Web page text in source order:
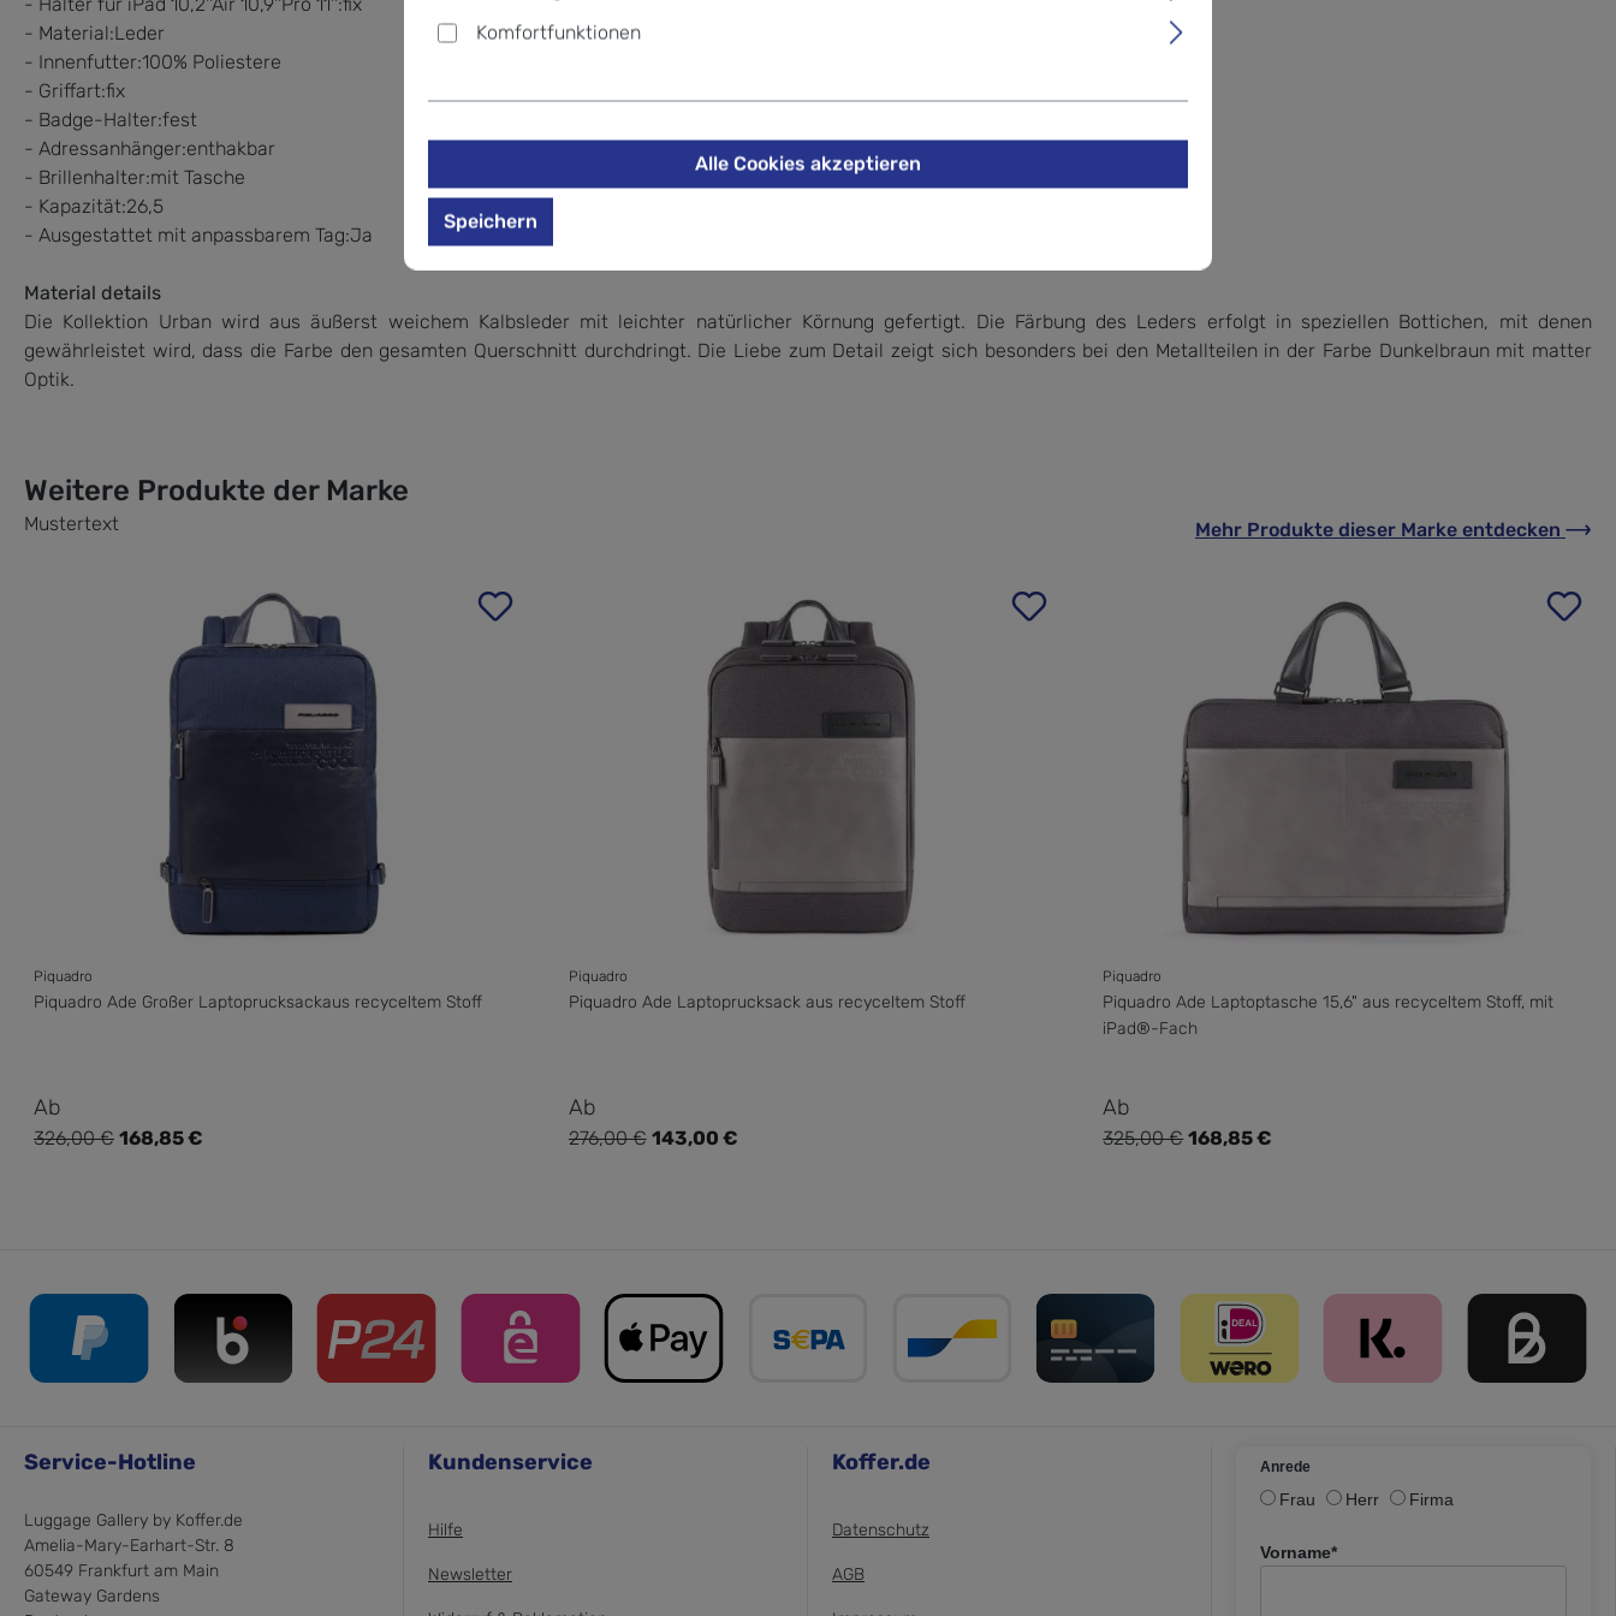
- Material:Leder
- Innenfutter:100% Poliestere
- Griffart:fix
- Badge-Halter:fest
- Adressanhänger:enthakbar
- Brillenhalter:mit Tasche
- Kapazität:26,5
- Ausgestattet mit anpassbarem Tag:Ja
Material details
Die Kollektion Urban wird aus äußerst weichem Kalbsleder mit leichter natürlicher Körnung gefertigt. Die Färbung des Leders erfolgt in speziellen Bottichen, mit denen
gewährleistet wird, dass die Farbe den gesamten Querschnitt durchdringt. Die Liebe zum Detail zeigt sich besonders bei den Metallteilen in der Farbe Dunkelbraun mit matter
Optik.
Weitere Produkte der Marke
Mustertext Mehr Produkte dieser Marke entdecken
Produktgalerie überspringen
Piquadro
Piquadro Ade Großer Laptoprucksackaus recyceltem Stoff
Verkaufspreis:
Ab
168,85 €
Regulärer Preis:
326,00 €
Piquadro
Piquadro Ade Laptoprucksack aus recyceltem Stoff
Verkaufspreis:
Ab
143,00 €
Regulärer Preis:
276,00 €
Piquadro
Piquadro Ade Laptoptasche 15,6" aus recyceltem Stoff, mit
iPad®-Fach
Verkaufspreis:
Ab
168,85 €
Regulärer Preis:
325,00 €
Service-Hotline
Luggage Gallery by Koffer.de
Amelia-Mary-Earhart-Str. 8
60549 Frankfurt am Main
Gateway Gardens
Kundenservice
Hilfe
Newsletter
Koffer.de
Datenschutz
AGB
Anrede
Frau Herr Firma
Vorname*
Komfortfunktionen
Alle Cookies akzeptieren
Speichern